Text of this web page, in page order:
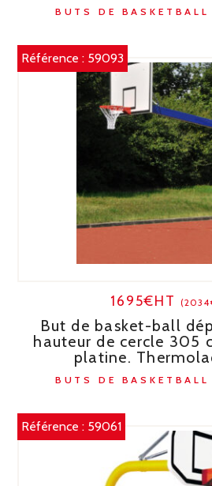
BUTS DE BASKETBALL
Référence : 59093
1695€HT
But de basket-ball
hauteur de cercle 305
platine.
BUTS DE BASKETBALL
Référence : 59061